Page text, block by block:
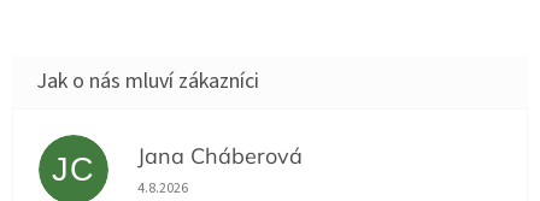
JC Jana Cháberová
Hodnocení obchodu je 5 z 5 hvězdiček.
4.8.2026